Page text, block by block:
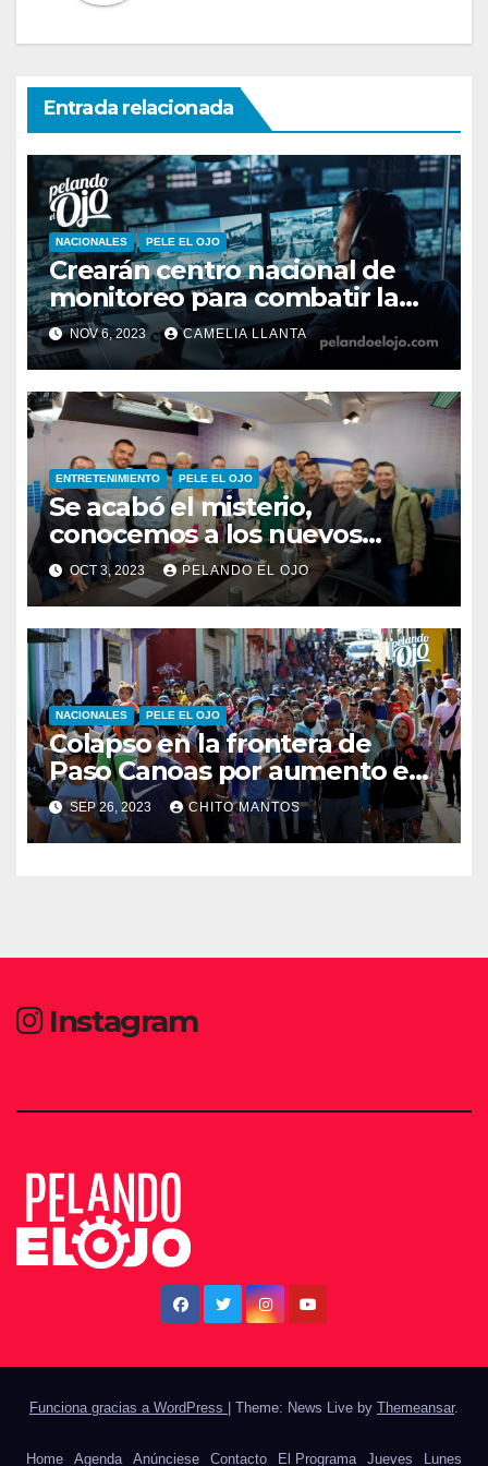
Entrada relacionada
NACIONALES PELE EL OJO
Crearán centro nacional de
monitoreo para combatir la
inseguridad
NOV 6, 2023 CAMELIA LLANTA
ENTRETENIMIENTO PELE EL OJO
Se acabó el misterio,
conocemos a los nuevos
integrantes de Pelando el Ojo
OCT 3, 2023 PELANDO EL OJO
NACIONALES PELE EL OJO
Colapso en la frontera de
Paso Canoas por aumento en
la llegada de migrantes
SEP 26, 2023 CHITO MANTOS
Instagram
Funciona gracias a WordPress | Theme: News Live by Themeansar.
Home Agenda Anúnciese Contacto El Programa Jueves Lunes